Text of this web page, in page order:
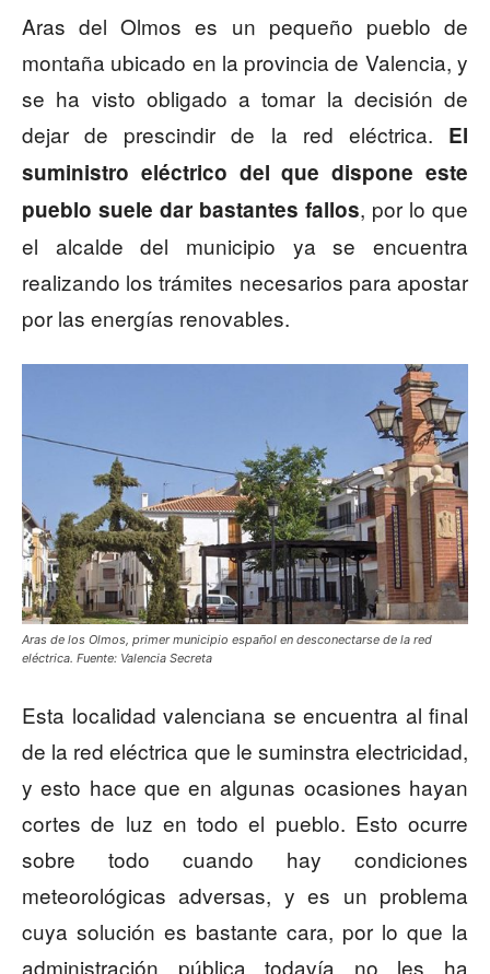
Aras del Olmos es un pequeño pueblo de
montaña ubicado en la provincia de Valencia, y
se ha visto obligado a tomar la decisión de
dejar de prescindir de la red eléctrica. El
suministro eléctrico del que dispone este
pueblo suele dar bastantes fallos, por lo que
el alcalde del municipio ya se encuentra
realizando los trámites necesarios para apostar
por las energías renovables.
Aras de los Olmos, primer municipio español en desconectarse de la red
eléctrica. Fuente: Valencia Secreta
Esta localidad valenciana se encuentra al final
de la red eléctrica que le suminstra electricidad,
y esto hace que en algunas ocasiones hayan
cortes de luz en todo el pueblo. Esto ocurre
sobre todo cuando hay condiciones
meteorológicas adversas, y es un problema
cuya solución es bastante cara, por lo que la
administración pública todavía no les ha